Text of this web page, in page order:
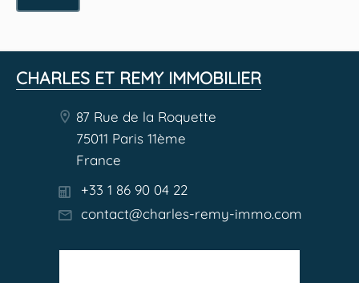
CHARLES ET REMY IMMOBILIER
87 Rue de la Roquette
75011 Paris 11ème
France
+33 1 86 90 04 22
contact@charles-remy-immo.com